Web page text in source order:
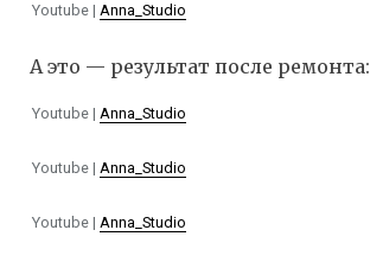
Youtube | Anna_Studio
А это — результат после ремонта:
Youtube | Anna_Studio
Youtube | Anna_Studio
Youtube | Anna_Studio